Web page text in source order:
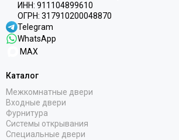
ИНН: 911104899610
ОГРН: 317910200048870
Telegram
WhatsApp
MAX
Каталог
Межкомнатные двери
Входные двери
Фурнитура
Системы открывания
Специальные двери